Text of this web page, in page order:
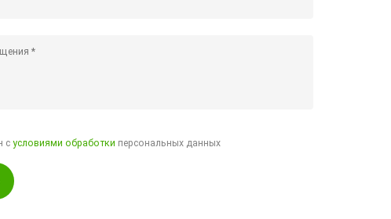
сусловиями обработки персональных данных